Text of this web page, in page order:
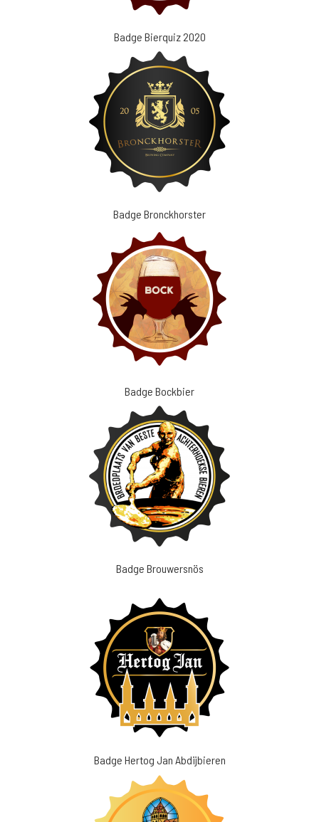
Badge Bierquiz 2020
Badge Bronckhorster
Badge Bockbier
Badge Brouwersnös
Badge Hertog Jan Abdijbieren